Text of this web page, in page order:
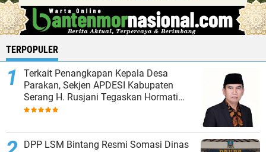
TERPOPULER
Terkait Penangkapan Kepala Desa
Parakan, Sekjen APDESI Kabupaten
Serang H. Rusjani Tegaskan Hormati
Proses Hukum
DPP LSM Bintang Resmi Somasi Dinas